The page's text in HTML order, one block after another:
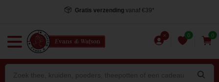
Gratis verzending vanaf €39*
0 0